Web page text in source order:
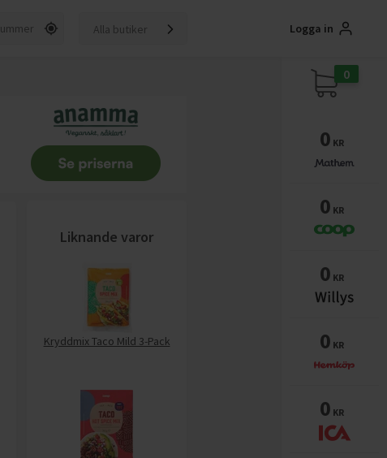
Alla butiker Logga in
Liknande varor
Kryddmix Taco Mild 3-Pack
0
0 KR
0 KR
0 KR
0 KR
0 KR